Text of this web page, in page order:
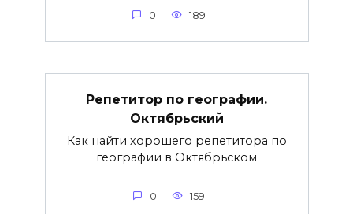
0 189
Репетитор по географии.
Октябрьский
Как найти хорошего репетитора по
географии в Октябрьском
0 159